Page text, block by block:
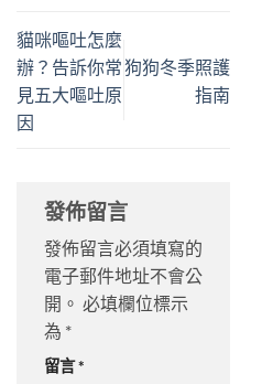
貓咪嘔吐怎麼
辦？告訴你常
見五大嘔吐原
因
狗狗冬季照護
指南
發佈留言
發佈留言必須填寫的
電子郵件地址不會公
開。 必填欄位標示
為 *
留言*